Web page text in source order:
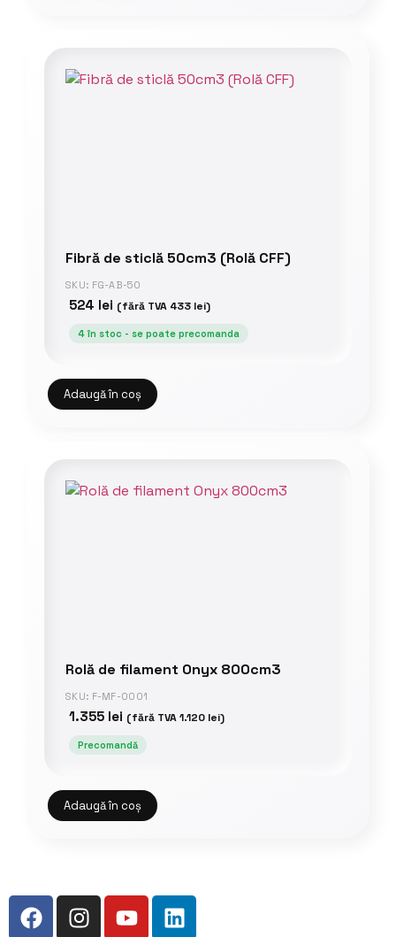
Fibră de sticlă 50cm3 (Rolă CFF)
SKU: FG-AB-50
524 lei (fără TVA 433 lei)
4 în stoc - se poate precomanda
Adaugă în coș
Rolă de filament Onyx 800cm3
SKU: F-MF-0001
1.355 lei (fără TVA1.120 lei)
Precomandă
Adaugă în coș